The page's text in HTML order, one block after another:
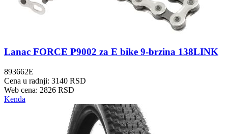
Lanac FORCE P9002 za E bike 9-brzina 138LINK
893662E
Cena u radnji: 3140 RSD
Web cena: 2826 RSD
Kenda